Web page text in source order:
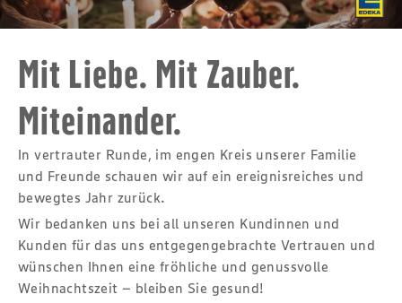
Mit Liebe. Mit Zauber.
Miteinander.
In vertrauter Runde, im engen Kreis unserer Familie
und Freunde schauen wir auf ein ereignisreiches und
bewegtes Jahr zurück.
Wir bedanken uns bei all unseren Kundinnen und
Kunden für das uns entgegengebrachte Vertrauen und
wünschen Ihnen eine fröhliche und genussvolle
Weihnachtszeit – bleiben Sie gesund!